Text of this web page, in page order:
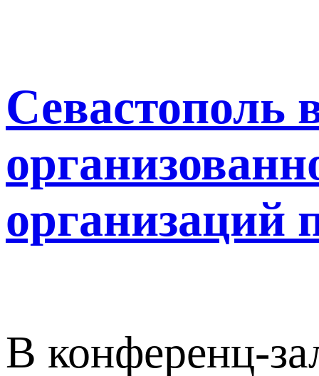
Севастополь
организаций
В конференц-